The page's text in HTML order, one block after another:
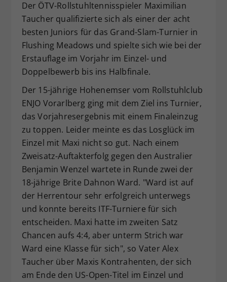
Der ÖTV-Rollstuhltennisspieler Maximilian
Taucher qualifizierte sich als einer der acht
besten Juniors für das Grand-Slam-Turnier in
Flushing Meadows und spielte sich wie bei der
Erstauflage im Vorjahr im Einzel- und
Doppelbewerb bis ins Halbfinale.
Der 15-jährige Hohenemser vom Rollstuhlclub
ENJO Vorarlberg ging mit dem Ziel ins Turnier,
das Vorjahresergebnis mit einem Finaleinzug
zu toppen. Leider meinte es das Losglück im
Einzel mit Maxi nicht so gut. Nach einem
Zweisatz-Auftakterfolg gegen den Australier
Benjamin Wenzel wartete in Runde zwei der
18-jährige Brite Dahnon Ward. "Ward ist auf
der Herrentour sehr erfolgreich unterwegs
und konnte bereits ITF-Turniere für sich
entscheiden. Maxi hatte im zweiten Satz
Chancen aufs 4:4, aber unterm Strich war
Ward eine Klasse für sich", so Vater Alex
Taucher über Maxis Kontrahenten, der sich
am Ende den US-Open-Titel im Einzel und
Zweck
Dieser Wert speichert Ihre Consent-
Einstellungen. Unter anderem eine
zufällig generierte ID, für die
historische Speicherung Ihrer
vorgenommen Einstellungen, falls der
Webseiten-Betreiber dies eingestellt